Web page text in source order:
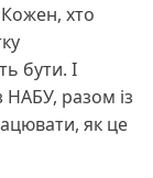
хто
бути. І
НАБУ, разом із
як це